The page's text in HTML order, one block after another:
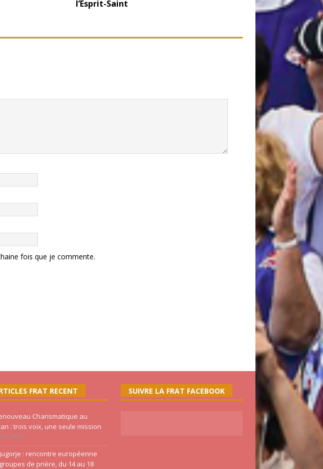
l’Esprit-Saint
fois que je commente.
FRAT RECENT
Charismatique au
: trois voix, une seule mission
2026
: rencontre européenne
de prière, du 14 au 18
SUIVRE LA FRAT FACEBOOK